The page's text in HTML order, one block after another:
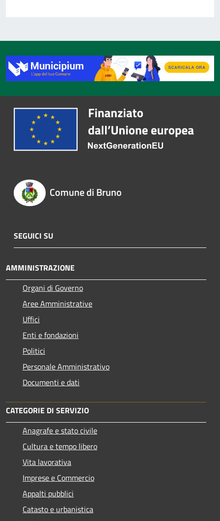
Comune di Bruno
SEGUICI SU
AMMINISTRAZIONE
Organi di Governo
Aree Amministrative
Uffici
Enti e fondazioni
Politici
Personale Amministrativo
Documenti e dati
CATEGORIE DI SERVIZIO
Anagrafe e stato civile
Cultura e tempo libero
Vita lavorativa
Imprese e Commercio
Appalti pubblici
Catasto e urbanistica